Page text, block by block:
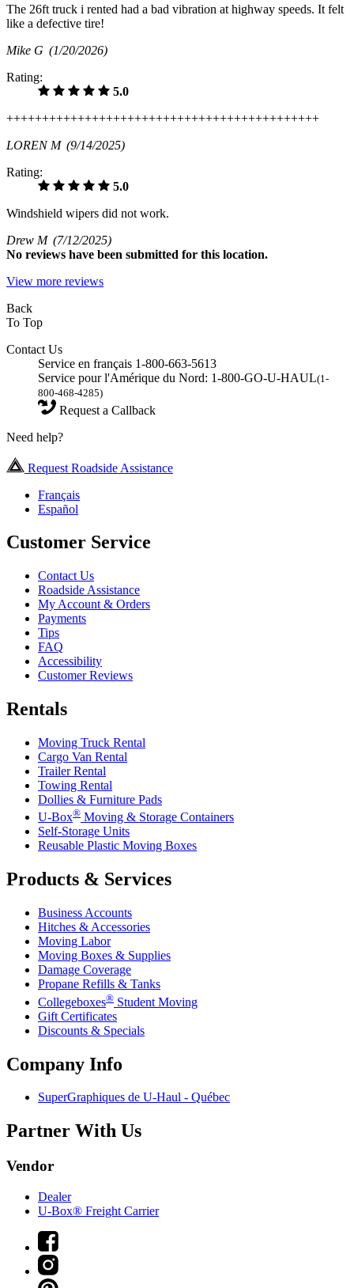
The 26ft truck i rented had a bad vibration at highway speeds. It felt
like a defective tire!
Mike G (1/20/2026)
Rating:
5.0
++++++++++++++++++++++++++++++++++++++++++++
LOREN M (9/14/2025)
Rating:
5.0
Windshield wipers did not work.
Drew M (7/12/2025)
No reviews have been submitted for this location.
View more reviews
Back
To Top
Contact Us
Service en français 1-800-663-5613
Service pour l'Amérique du Nord: 1-800-GO-U-HAUL(1-
800-468-4285)
Request a Callback
Need help?
Request Roadside Assistance
Français
Español
Customer Service
Contact Us
Roadside Assistance
My Account & Orders
Payments
Tips
FAQ
Accessibility
Customer Reviews
Rentals
Moving Truck Rental
Cargo Van Rental
Trailer Rental
Towing Rental
Dollies & Furniture Pads
U-Box® Moving & Storage Containers
Self-Storage Units
Reusable Plastic Moving Boxes
Products & Services
Business Accounts
Hitches & Accessories
Moving Labor
Moving Boxes & Supplies
Damage Coverage
Propane Refills & Tanks
Collegeboxes® Student Moving
Gift Certificates
Discounts & Specials
Company Info
SuperGraphiques de U-Haul - Québec
Partner With Us
Vendor
Dealer
U-Box® Freight Carrier